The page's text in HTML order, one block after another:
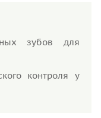
зубов для
контроля у